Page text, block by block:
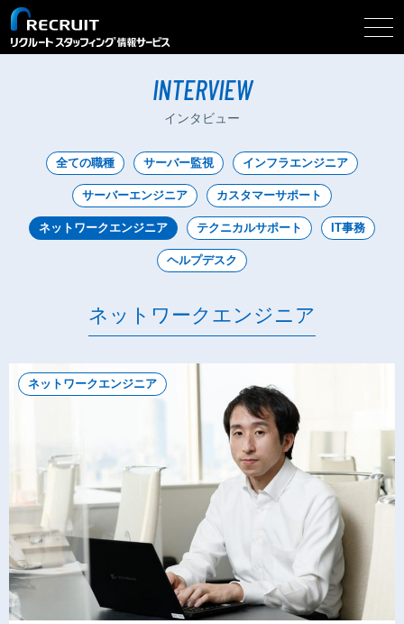
インタビュー
INTERVIEW
インタビュー
全ての職種 サーバー監視 インフラエンジニア
サーバーエンジニア カスタマーサポート
ネットワークエンジニア テクニカルサポート IT事務
ヘルプデスク
ネットワークエンジニア
ネットワークエンジニア